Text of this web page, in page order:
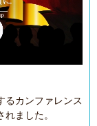
るカンファレンス
ました。